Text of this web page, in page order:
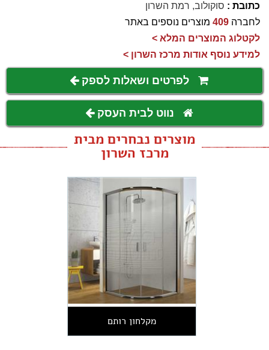
כתובת : סוקולוב, רמת השרון
לחברה 409 מוצרים נוספים באתר
לקטלוג המוצרים המלא >
למידע נוסף אודות מרכז השרון >
לפרטים ושאלות לספק
נווט לבית העסק
מוצרים נבחרים מבית
מרכז השרון
מקלחון רותם